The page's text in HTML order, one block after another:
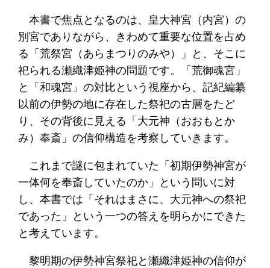
本書で焦点となるのは、皇大神宮（内宮）の
別宮でありながら、きわめて重要な位置を占め
る「荒祭宮（あらまつりのみや）」と、そこに
祀られる瀬織津姫神の問題です。「荒御魂宮」
と「和魂宮」の対比という視座から、記紀編纂
以前の伊勢の地に存在した祭祀の古層をたど
り、その背後に見える「大元神（おおもとか
み）奉斎」の信仰構造を考察していきます。
これまで謎に包まれていた「初期伊勢神宮が
一体何を奉斎していたのか」という問いに対
し、本書では「それはまさに、大元神への祭祀
であった」という一つの答えを明らかにできた
と考えています。
黎明期の伊勢神宮祭祀と瀬織津姫神の信仰が